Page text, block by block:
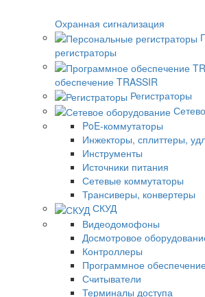
Охранная сигнализация
регистраторы
обеспечение TRASSIR
Регистраторы
PoE-коммутаторы
Инжекторы, сплиттеры,
Инструменты
Источники питания
Сетевые коммутаторы
Трансиверы, конвертеры
СКУД
Видеодомофоны
Досмотровое
Контроллеры
Программное
Считыватели
Терминалы доступа